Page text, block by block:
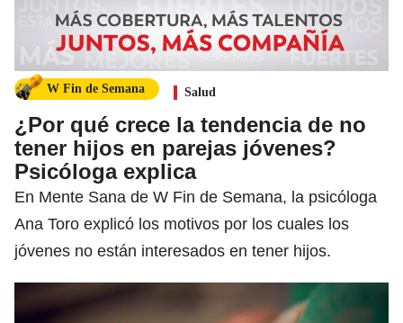
W Fin de Semana Salud
¿Por qué crece la tendencia de no
tener hijos en parejas jóvenes?
Psicóloga explica
En Mente Sana de W Fin de Semana, la psicóloga
Ana Toro explicó los motivos por los cuales los
jóvenes no están interesados en tener hijos.